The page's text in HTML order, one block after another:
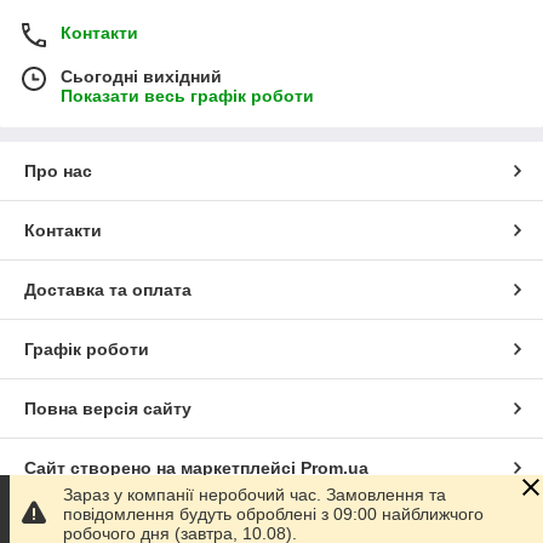
Контакти
Сьогодні вихідний
Показати весь графік роботи
Про нас
Контакти
Доставка та оплата
Графік роботи
Повна версія сайту
Сайт створено на маркетплейсі Prom.ua
Політика конфіденційності
Зараз у компанії неробочий час. Замовлення та
повідомлення будуть оброблені з 09:00 найближчого
робочого дня (завтра, 10.08).